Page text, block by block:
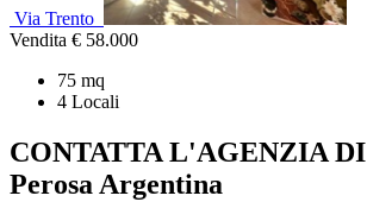
Via Trento
Vendita € 58.000
75 mq
4 Locali
CONTATTA L'AGENZIA DI
Perosa Argentina